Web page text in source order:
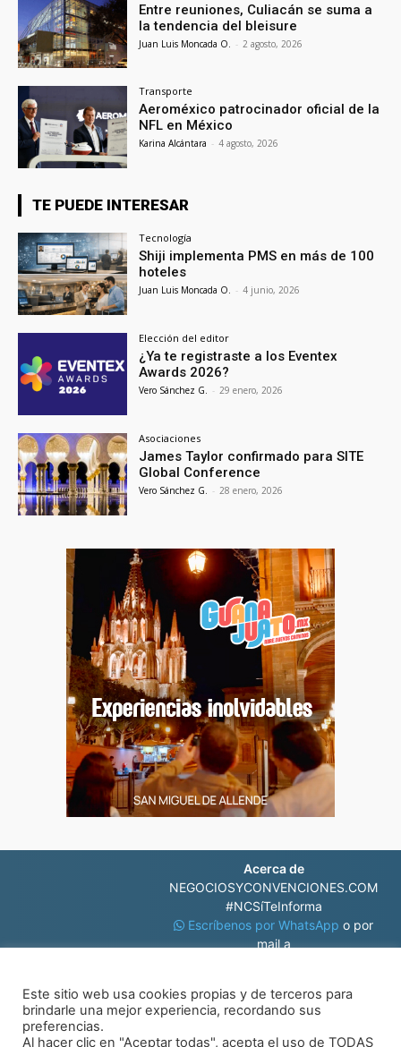
Entre reuniones, Culiacán se suma a
la tendencia del bleisure
Juan Luis Moncada O. - 2 agosto, 2026
Transporte
Aeroméxico patrocinador oficial de la
NFL en México
Karina Alcántara - 4 agosto, 2026
TE PUEDE INTERESAR
Tecnología
Shiji implementa PMS en más de 100
hoteles
Juan Luis Moncada O. - 4 junio, 2026
Elección del editor
¿Ya te registraste a los Eventex
Awards 2026?
Vero Sánchez G. - 29 enero, 2026
Asociaciones
James Taylor confirmado para SITE
Global Conference
Vero Sánchez G. - 28 enero, 2026
Acerca de
NEGOCIOSYCONVENCIONES.COM
#NCSíTeInforma
Escríbenos por WhatsAppo por
mail a
Este sitio web usa cookies propias y de terceros para
brindarle una mejor experiencia, recordando sus
preferencias.
Al hacer clic en "Aceptar todas", acepta el uso de TODAS